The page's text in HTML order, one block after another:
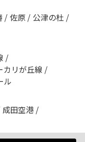
/ 佐原 / 公津の杜 /
/
カリが丘線 /
ル
成田空港 /